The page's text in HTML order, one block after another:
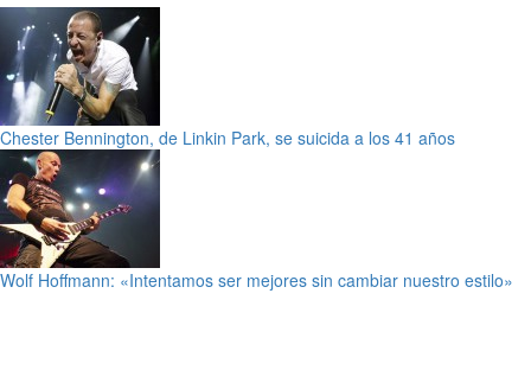
Chester Bennington, de Linkin Park, se suicida a los 41 años
Wolf Hoffmann: «Intentamos ser mejores sin cambiar nuestro estilo»